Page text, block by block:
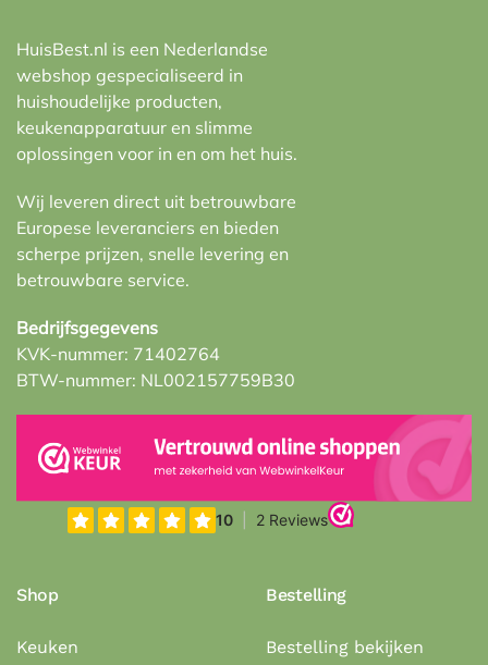
HuisBest.nl is een Nederlandse
webshop gespecialiseerd in
huishoudelijke producten,
keukenapparatuur en slimme
oplossingen voor in en om het huis.
Wij leveren direct uit betrouwbare
Europese leveranciers en bieden
scherpe prijzen, snelle levering en
betrouwbare service.
Bedrijfsgegevens
KVK-nummer: 71402764
BTW-nummer: NL002157759B30
Shop
Keuken
Bestelling
Bestelling bekijken